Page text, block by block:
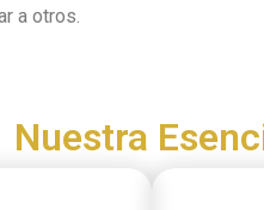
a otros.
Nuestra